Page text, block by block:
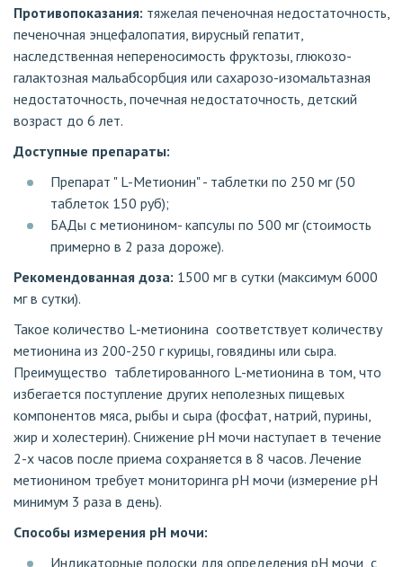
Противопоказания: тяжелая печеночная недостаточность,
печеночная энцефалопатия, вирусный гепатит,
наследственная непереносимость фруктозы, глюкозо-
галактозная мальабсорбция или сахарозо-изомальтазная
недостаточность, почечная недостаточность, детский
возраст до 6 лет.
Доступные препараты:
Препарат " L-Метионин" - таблетки по 250 мг (50
таблеток 150 руб);
БАДы с метионином- капсулы по 500 мг (стоимость
примерно в 2 раза дороже).
Рекомендованная доза: 1500 мг в сутки (максимум 6000
мг в сутки).
Такое количество L-метионина соответствует количеству
метионина из 200-250 г курицы, говядины или сыра.
Преимущество таблетированного L-метионина в том, что
избегается поступление других неполезных пищевых
компонентов мяса, рыбы и сыра (фосфат, натрий, пурины,
жир и холестерин). Снижение pH мочи наступает в течение
2-х часов после приема сохраняется в 8 часов. Лечение
метионином требует мониторинга pH мочи (измерение pH
минимум 3 раза в день).
Способы измерения pH мочи:
Индикаторные полоски для определения pH мочи c